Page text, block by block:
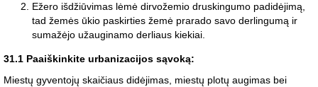
Ežero išdžiūvimas lėmė dirvožemio druskingumo padidėjimą,
tad žemės ūkio paskirties žemė prarado savo derlingumą ir
sumažėjo užauginamo derliaus kiekiai.
31.1 Paaiškinkite urbanizacijos sąvoką:
Miestų gyventojų skaičiaus didėjimas, miestų plotų augimas bei